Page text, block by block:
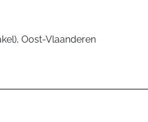
Oost-Vlaanderen